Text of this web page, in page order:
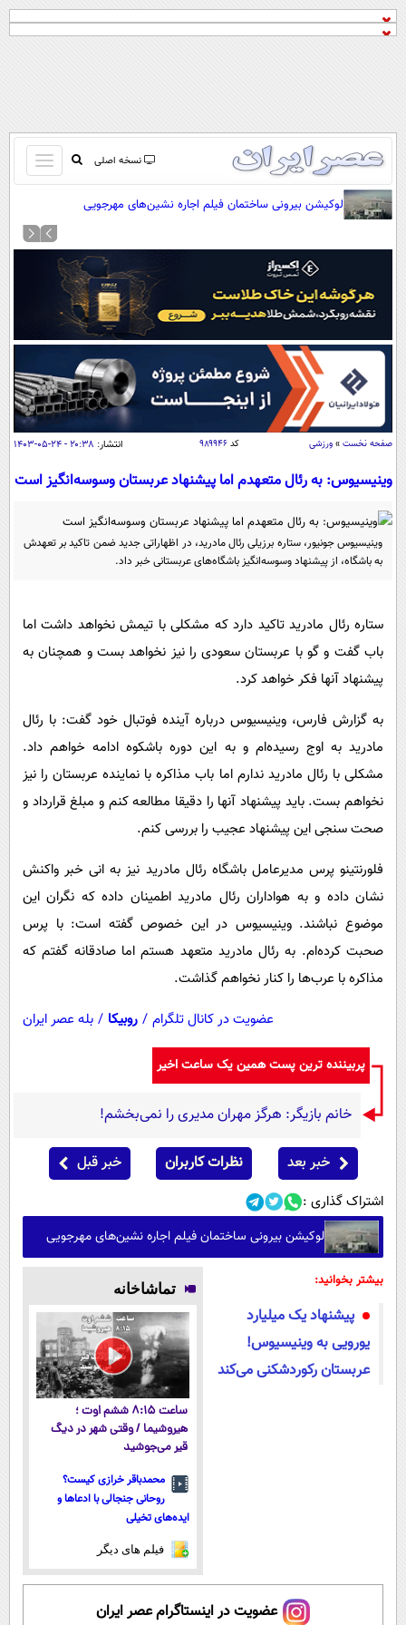
نسخه اصلی
باز
و
کردن
صفحه اول
آرشیو
نظرسنجی
آب و هوا
اوقات شرعی
سواد زندگی
اقتصاد
اقتصادی
جامعه
حوادث
سلامت
بین الملل
سیاست خارجی
فرهنگ و هنر
فناوری و It
علمی
قرآن
گوناگون
باشگاه مغز
مجله تصویری سلاح
اقتصاد
ورزش
سرگرمی
گوناگون
حوادث
محیط زیست
فرهنگی
حیات وحش
سیاست خارجی
عصر ایران 2
خواندنی ها و دیدنی ها
داستان کوتاه
دانلود
آموزش زبان
لوکیشن بیرونی ساختمان فیلم اجاره نشین‌های مهرجویی
صفحه نخست » ورزشی کد۹۸۹۹۴۶ انتشار: ۲۰:۳۸ - ۲۴-۰۵-۱۴۰۳
وینیسیوس: به رئال متعهدم اما پیشنهاد عربستان وسوسه‌انگیز است
وینیسیوس جونیور، ستاره برزیلی رئال مادرید، در اظهاراتی جدید ضمن تاکید بر تعهدش
به باشگاه، از پیشنهاد وسوسه‌انگیز باشگاه‌های عربستانی خبر داد.
ستاره رئال مادرید تاکید دارد که مشکلی با تیمش نخواهد داشت اما
باب گفت و گو با عربستان سعودی را نیز نخواهد بست و همچنان به
پیشنهاد آنها فکر خواهد کرد.
به گزارش فارس، وینیسیوس درباره آینده فوتبال خود گفت: با رئال
مادرید به اوج رسیده‌ام و به این دوره باشکوه ادامه خواهم داد.
مشکلی با رئال مادرید ندارم اما باب مذاکره با نماینده عربستان را نیز
نخواهم بست. باید پیشنهاد آنها را دقیقا مطالعه کنم و مبلغ قرارداد و
صحت سنجی این پیشنهاد عجیب را بررسی کنم.
فلورنتینو پرس مدیرعامل باشگاه رئال مادرید نیز به انی خبر واکنش
نشان داده و به هواداران رئال مادرید اطمینان داده که نگران این
موضوع نباشند. وینیسیوس در این خصوص گفته است: با پرس
صحبت کرده‌ام. به رئال مادرید متعهد هستم اما صادقانه گفتم که
مذاکره با عرب‌ها را کنار نخواهم گذاشت.
عضویت در کانال تلگرام / روبیکا / بله عصر ایران
پربیننده ترین پست همین یک ساعت اخیر
خانم بازیگر: هرگز مهران مدیری را نمی‌بخشم!
خبر بعد نظرات کاربران خبر قبل
اشتراک گذاری :
لوکیشن بیرونی ساختمان فیلم اجاره نشین‌های مهرجویی
بیشتر بخوانید:
پیشنهاد یک میلیارد
یورویی به وینیسیوس!
عربستان رکوردشکنی می‌کند
تماشاخانه
ساعت ۸:۱۵ ششم اوت ؛
هیروشیما / وقتی شهر در دیگ
قیر می‌جوشید
محمدباقر خرازی کیست؟
روحانی جنجالی با ادعاها و
ایده‌های تخیلی
فیلم های دیگر
عضویت در اینستاگرام عصر ایران